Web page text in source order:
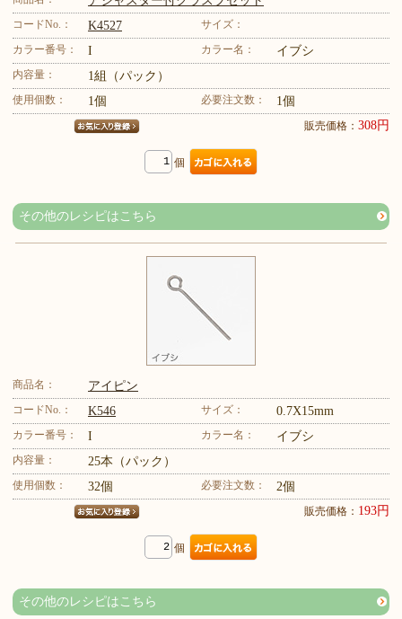
コードNo.： K4527
サイズ：
カラー番号：
I カラー名： イブシ
内容量： 1組（パック）
使用個数： 1個 必要注文数： 1個
販売価格： 308円
個
その他のレシピはこちら
商品名： アイピン
コードNo.： K546 サイズ： 0.7X15mm
カラー番号： I カラー名： イブシ
内容量： 25本（パック）
使用個数： 32個 必要注文数： 2個
販売価格： 193円
個
その他のレシピはこちら